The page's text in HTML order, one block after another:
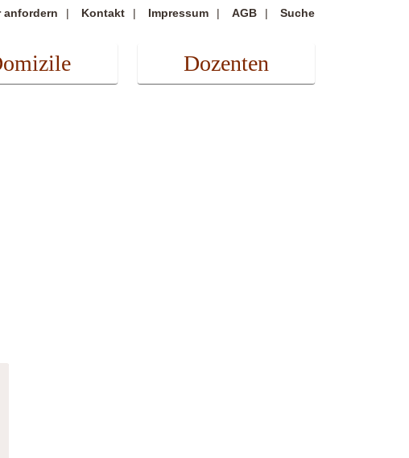
anfordern Kontakt Impressum AGB Suche
Dozenten